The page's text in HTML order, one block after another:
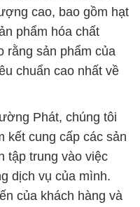
cao, bao gồm hạt
phẩm hóa chất
rằng sản phẩm của
chuẩn cao nhất về
Phát, chúng tôi
kết cung cấp các sản
tập trung vào việc
dịch vụ của mình.
của khách hàng và